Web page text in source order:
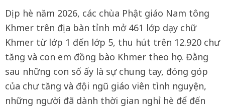
Dịp hè năm 2026, các chùa Phật giáo Nam tông
Khmer trên địa bàn tỉnh mở 461 lớp dạy chữ
Khmer từ lớp 1 đến lớp 5, thu hút trên 12.920 chư
tăng và con em đồng bào Khmer theo học. Đằng
sau những con số ấy là sự chung tay, đóng góp
của chư tăng và đội ngũ giáo viên tình nguyện,
những người đã dành thời gian nghỉ hè để đến